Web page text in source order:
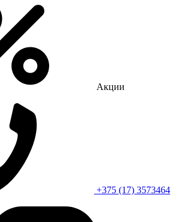
Акции
+375 (17) 3573464